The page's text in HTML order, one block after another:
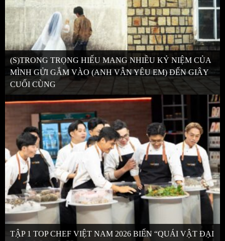
(S)TRONG TRỌNG HIẾU MANG NHIỀU KỶ NIỆM CỦA
MÌNH GỬI GẮM VÀO (ANH VẪN YÊU EM) ĐẾN GIÂY
CUỐI CÙNG
TẬP 1 TOP CHEF VIỆT NAM 2026 BIẾN “QUÁI VẬT ĐẠI